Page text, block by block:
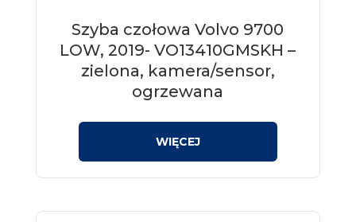
Szyba czołowa Volvo 9700
LOW, 2019- VO13410GMSKH –
zielona, kamera/sensor,
ogrzewana